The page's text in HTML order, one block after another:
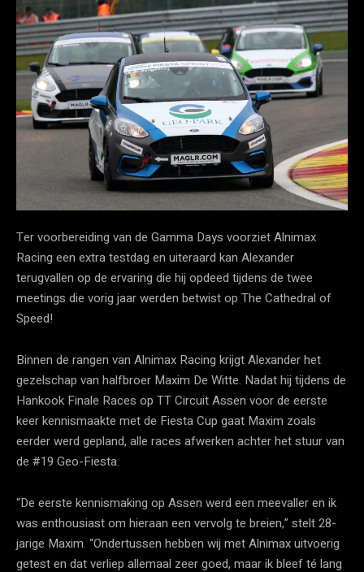
Ter voorbereiding van de Gamma Days voorziet Alnimax
Racing een extra testdag en uiteraard kan Alexander
terugvallen op de ervaring die hij opdeed tijdens de twee
meetings die vorig jaar werden betwist op The Cathedral of
Speed!
Binnen de rangen van Alnimax Racing krijgt Alexander het
gezelschap van halfbroer Maxim De Witte. Nadat hij tijdens de
Hankook Finale Races op TT Circuit Assen voor de eerste
keer kennismaakte met de Fiesta Cup gaat Maxim zoals
eerder werd gepland, alle races afwerken achter het stuur van
de #19 Geo-Fiesta.
“De eerste kennismaking op Assen werd een meevaller en ik
was enthousiast om hieraan een vervolg te breien,” stelt 28-
jarige Maxim. “Ondertussen hebben wij met Alnimax uitvoerig
getest en dat verliep allemaal zeer goed, maar ik bleef té lang